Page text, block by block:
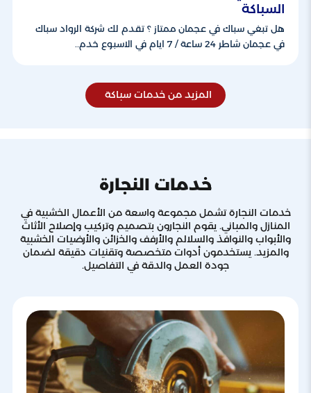
السباكة
هل تبغي سباك في عجمان ممتاز ؟ تقدم لك شركة الرواد سباك
في عجمان شاطر 24 ساعة / 7 ايام في الاسبوع خدم..
المزيد من خدمات سباكة
خدمات النجارة
خدمات النجارة تشمل مجموعة واسعة من الأعمال الخشبية في
المنازل والمباني. يقوم النجارون بتصميم وتركيب وإصلاح الأثاث
والأبواب والنوافذ والسلالم والأرفف والخزائن والأرضيات الخشبية
والمزيد. يستخدمون أدوات متخصصة وتقنيات دقيقة لضمان
جودة العمل والدقة في التفاصيل.